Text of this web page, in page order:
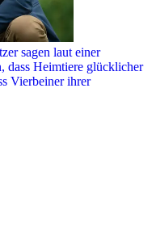
sagen laut einer
dass Heimtiere glücklicher
Vierbeiner ihrer